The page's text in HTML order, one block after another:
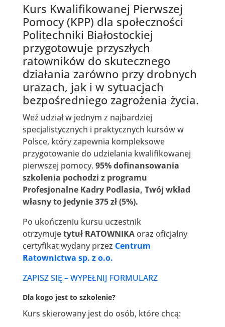
Kurs Kwalifikowanej Pierwszej
Pomocy (KPP) dla społeczności
Politechniki Białostockiej
przygotowuje przyszłych
ratowników do skutecznego
działania zarówno przy drobnych
urazach, jak i w sytuacjach
bezpośredniego zagrożenia życia.
Weź udział w jednym z najbardziej
specjalistycznych i praktycznych kursów w
Polsce, który zapewnia kompleksowe
przygotowanie do udzielania kwalifikowanej
pierwszej pomocy. 95% dofinansowania
szkolenia pochodzi z programu
Profesjonalne Kadry Podlasia, Twój wkład
własny to jedynie 375 zł (5%).
Po ukończeniu kursu uczestnik
otrzymujetytuł RATOWNIKAoraz oficjalny
certyfikat wydany przez Centrum
Ratownictwa sp. z o.o.
ZAPISZ SIĘ – WYPEŁNIJ FORMULARZ
Dla kogo jest to szkolenie?
Kurs skierowany jest do osób, które chcą: